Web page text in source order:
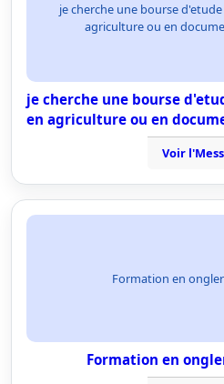
je cherche une bourse
agriculture ou en
je cherche une bourse
en agriculture ou en
Voir
Formation en
Formation en